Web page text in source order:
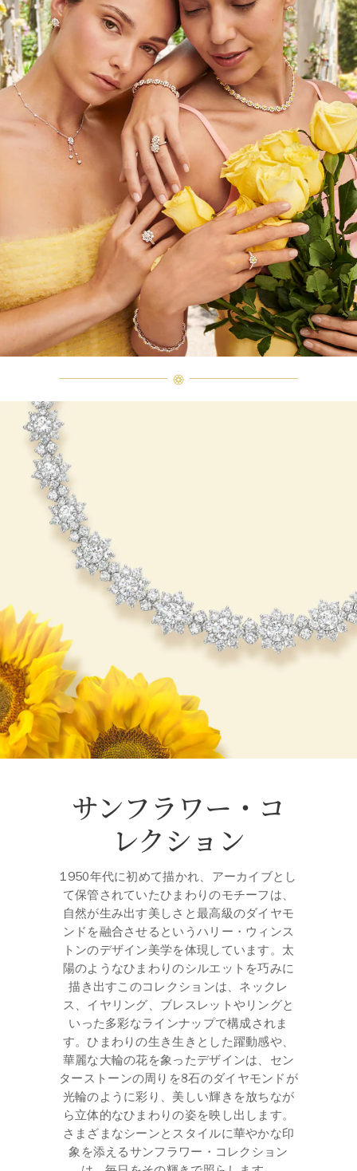
サンフラワー・コ
レクション
1950年代に初めて描かれ、アーカイブとし
て保管されていたひまわりのモチーフは、
自然が生み出す美しさと最高級のダイヤモ
ンドを融合させるというハリー・ウィンス
トンのデザイン美学を体現しています。太
陽のようなひまわりのシルエットを巧みに
描き出すこのコレクションは、ネックレ
ス、イヤリング、ブレスレットやリングと
いった多彩なラインナップで構成されま
す。ひまわりの生き生きとした躍動感や、
華麗な大輪の花を象ったデザインは、セン
ターストーンの周りを8石のダイヤモンドが
光輪のように彩り、美しい輝きを放ちなが
ら立体的なひまわりの姿を映し出します。
さまざまなシーンとスタイルに華やかな印
象を添えるサンフラワー・コレクション